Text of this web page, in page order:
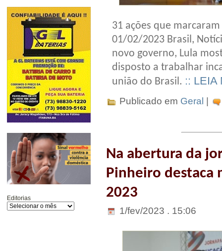
Editorias
31 ações que
01/02/2023 Brasil,
novo governo, Lula
disposto a trabalhar
união do Brasil. :: LEIA
Publicado em Geral
Na abertura da
Pinheiro destaca
2023
1/fev/2023 . 15:06